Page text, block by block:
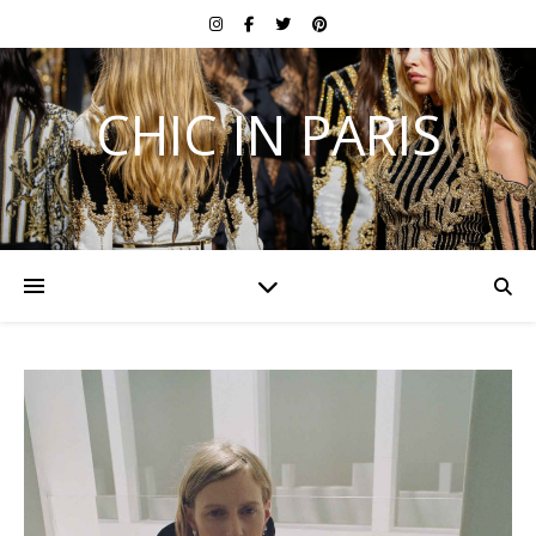
CHIC IN PARIS